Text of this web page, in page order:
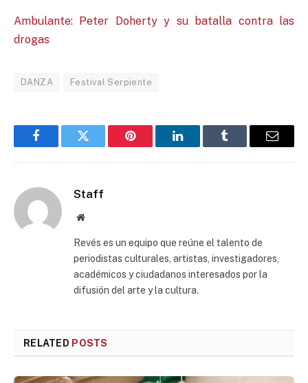
Ambulante: Peter Doherty y su batalla contra las
drogas
DANZA Festival Serpiente
FacebookTwitter Pinterest LinkedInTumblr Email
Staff
Website
Revés es un equipo que reúne el talento de
periodistas culturales, artistas, investigadores,
académicos y ciudadanos interesados por la
difusión del arte y la cultura.
RELATED POSTS